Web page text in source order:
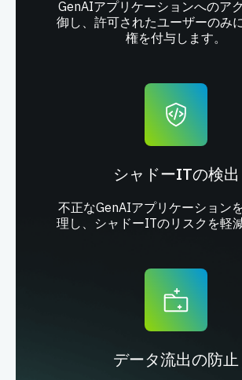
GenAIアプリケーションへのア
御し、許可されたユーザーのみ
権を付与します。
シャドーITの検出
不正なGenAIアプリケーション
理し、シャドーITのリスクを軽
データ流出の防止